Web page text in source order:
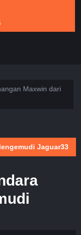
Maxwin dari
Jaguar33